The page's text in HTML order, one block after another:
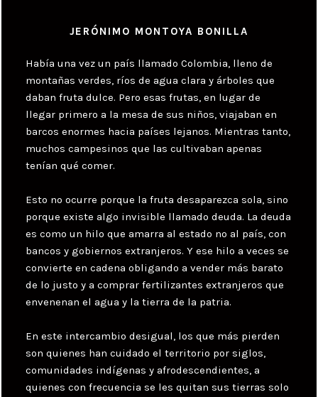
JERÓNIMO MONTOYA BONILLA
Había una vez un país llamado Colombia, lleno de
montañas verdes, ríos de agua clara y árboles que
daban fruta dulce. Pero esas frutas, en lugar de
llegar primero a la mesa de sus niños, viajaban en
barcos enormes hacia países lejanos. Mientras tanto,
muchos campesinos que las cultivaban apenas
tenían qué comer.
Esto no ocurre porque la fruta desaparezca sola, sino
porque existe algo invisible llamado deuda. La deuda
es como un hilo que amarra al estado no al país, con
bancos y gobiernos extranjeros. Y ese hilo a veces se
convierte en cadena obligando a vender más barato
de lo justo y a comprar fertilizantes extranjeros que
envenenan el agua y la tierra de la patria.
En este intercambio desigual, los que más pierden
son quienes han cuidado el territorio por siglos,
comunidades indígenas y afrodescendientes, a
quienes con frecuencia se les quitan sus tierras solo